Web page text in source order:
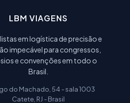
LBM VIAGENS
em logística de precisão e
impecável para congressos,
e convenções em todo o
Brasil.
do Machado, 54 - sala 1003
Catete, RJ - Brasil